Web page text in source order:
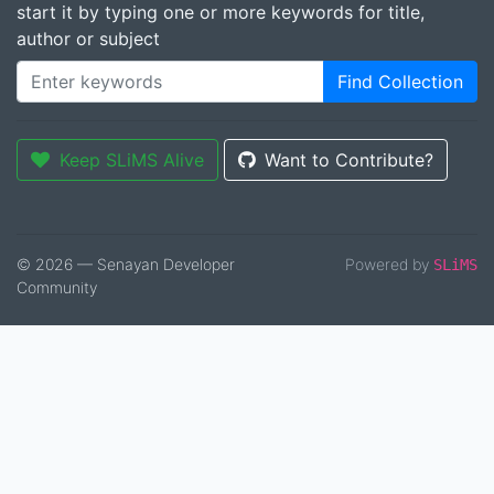
start it by typing one or more keywords for title,
author or subject
Find Collection
Keep SLiMS Alive Want to Contribute?
© 2026 — Senayan Developer
Community
Powered by SLiMS